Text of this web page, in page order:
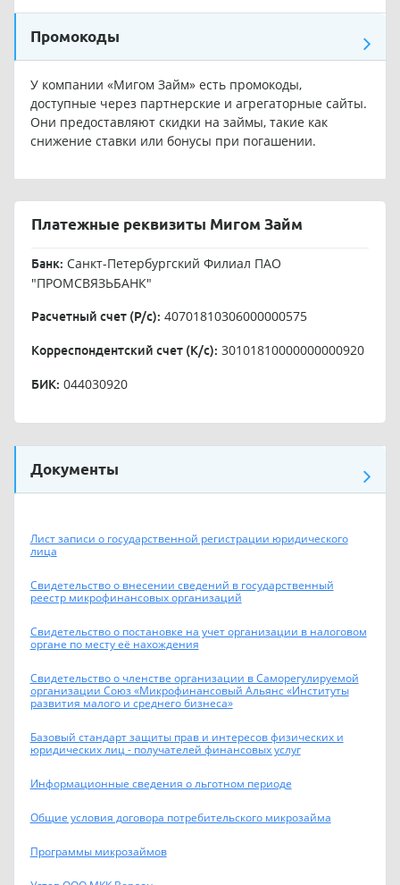
Промокоды
У компании «Мигом Займ» есть промокоды,
доступные через партнерские и агрегаторные сайты.
Они предоставляют скидки на займы, такие как
снижение ставки или бонусы при погашении.
Платежные реквизиты Мигом Займ
Банк: Санкт-Петербургский Филиал ПАО
"ПРОМСВЯЗЬБАНК"
Расчетный счет (Р/с): 40701810306000000575
Корреспондентский счет (К/с): 30101810000000000920
БИК: 044030920
Документы
Лист записи о государственной регистрации юридического
лица
Свидетельство о внесении сведений в государственный
реестр микрофинансовых организаций
Свидетельство о постановке на учет организации в налоговом
органе по месту её нахождения
Свидетельство о членстве организации в Саморегулируемой
организации Союз «Микрофинансовый Альянс «Институты
развития малого и среднего бизнеса»
Базовый стандарт защиты прав и интересов физических и
юридических лиц - получателей финансовых услуг
Информационные сведения о льготном периоде
Общие условия договора потребительского микрозайма
Программы микрозаймов